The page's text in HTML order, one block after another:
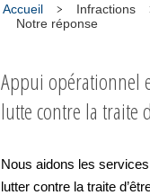
Accueil Infractions
Notre réponse
Appui opérationnel
lutte contre la traite
Nous aidons les
lutter contre la traite